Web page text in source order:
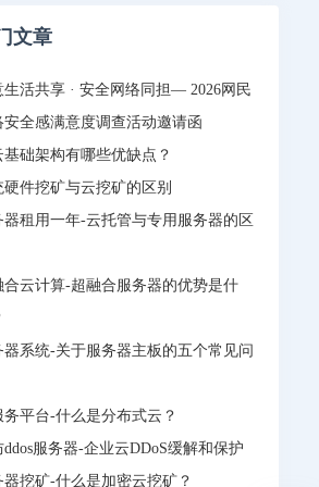
文章
生活共享 · 安全网络同担— 2026网民
安全感满意度调查活动邀请函
基础架构有哪些优缺点？
硬件挖矿与云挖矿的区别
器租用一年-云托管与专用服务器的区
合云计算-超融合服务器的优势是什
器系统-关于服务器主板的五个常见问
务平台-什么是分布式云？
ddos服务器-企业云DDoS缓解和保护
器挖矿-什么是加密云挖矿？